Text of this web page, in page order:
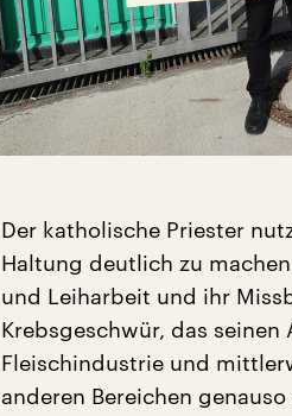
Der katholische Priester
Haltung deutlich zu
und Leiharbeit und ihr
Krebsgeschwür, das
Fleischindustrie und
anderen Bereichen